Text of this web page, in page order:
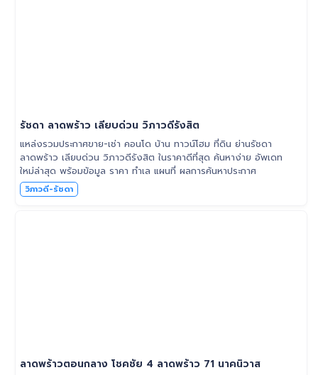
รัชดา ลาดพร้าว เลียบด่วน วิภาวดีรังสิต
แหล่งรวมประกาศขาย-เช่า คอนโด บ้าน ทาวน์โฮม ที่ดิน ย่านรัชดา
ลาดพร้าว เลียบด่วน วิภาวดีรังสิต ในราคาดีที่สุด ค้นหาง่าย อัพเดท
ใหม่ล่าสุด พร้อมข้อมูล ราคา ทำเล แผนที่ ผลการค้นหาประกาศ
วิภาวดี-รัชดา
ลาดพร้าวตอนกลาง โชคชัย 4 ลาดพร้าว 71 นาคนิวาส